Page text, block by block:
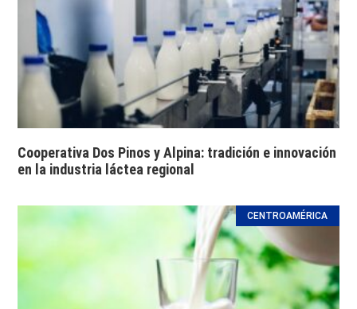
Cooperativa Dos Pinos y Alpina: tradición e innovación
en la industria láctea regional
CENTROAMÉRICA